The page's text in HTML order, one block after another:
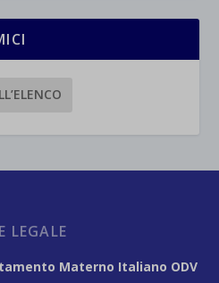
LEGALE
Materno Italiano ODV